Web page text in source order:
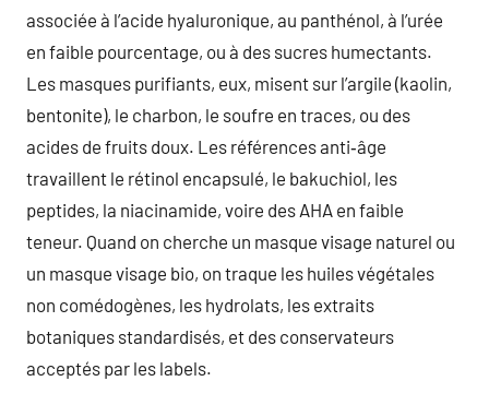
associée à l’acide hyaluronique, au panthénol, à l’urée
en faible pourcentage, ou à des sucres humectants.
Les masques purifiants, eux, misent sur l’argile (kaolin,
bentonite), le charbon, le soufre en traces, ou des
acides de fruits doux. Les références anti‑âge
travaillent le rétinol encapsulé, le bakuchiol, les
peptides, la niacinamide, voire des AHA en faible
teneur. Quand on cherche un masque visage naturel ou
un masque visage bio, on traque les huiles végétales
non comédogènes, les hydrolats, les extraits
botaniques standardisés, et des conservateurs
acceptés par les labels.